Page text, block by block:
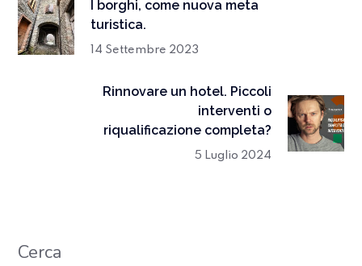
I borghi, come nuova meta
turistica.
14 Settembre 2023
Rinnovare un hotel. Piccoli
interventi o
riqualificazione completa?
5 Luglio 2024
Cerca